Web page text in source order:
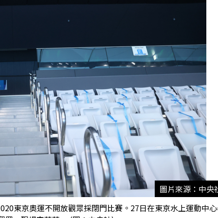
圖片來源：中央
東京奧運不開放觀眾採閉門比賽。27日在東京水上運動中